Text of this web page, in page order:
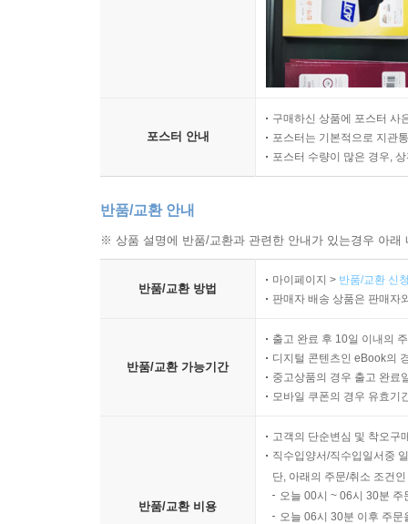
포스터 안내
구매하신 상품에 포스터 사
포스터는 기본적으로 지관
포스터 수량이 많은 경우,
반품/교환 안내
※ 상품 설명에 반품/교환과 관련한 안내가 있는경우 아
반품/교환 방법
마이페이지 > 반품/교환 신
판매자 배송 상품은 판매자
반품/교환 가능기간
출고 완료 후 10일 이내의
디지털 콘텐츠인 eBook의
중고상품의 경우 출고 완료
모바일 쿠폰의 경우 유효기
반품/교환 비용
고객의 단순변심 및 착오구
직수입양서/직수입일서중
단, 아래의 주문/취소 조건
오늘 00시 ~ 06시 30분
오늘 06시 30분 이후 주